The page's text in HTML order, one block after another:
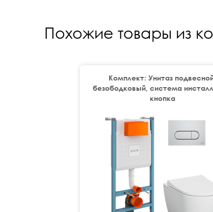
Похожие товары из
Комплект: Унитаз
безободковый, система
кнопка